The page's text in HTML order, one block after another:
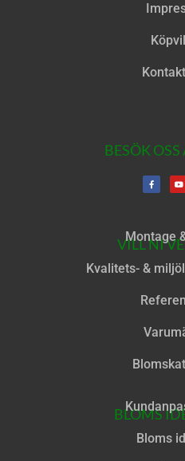
BESÖK
VILL NI
Montage
Kvalitets- &
BLOMS
Bloms